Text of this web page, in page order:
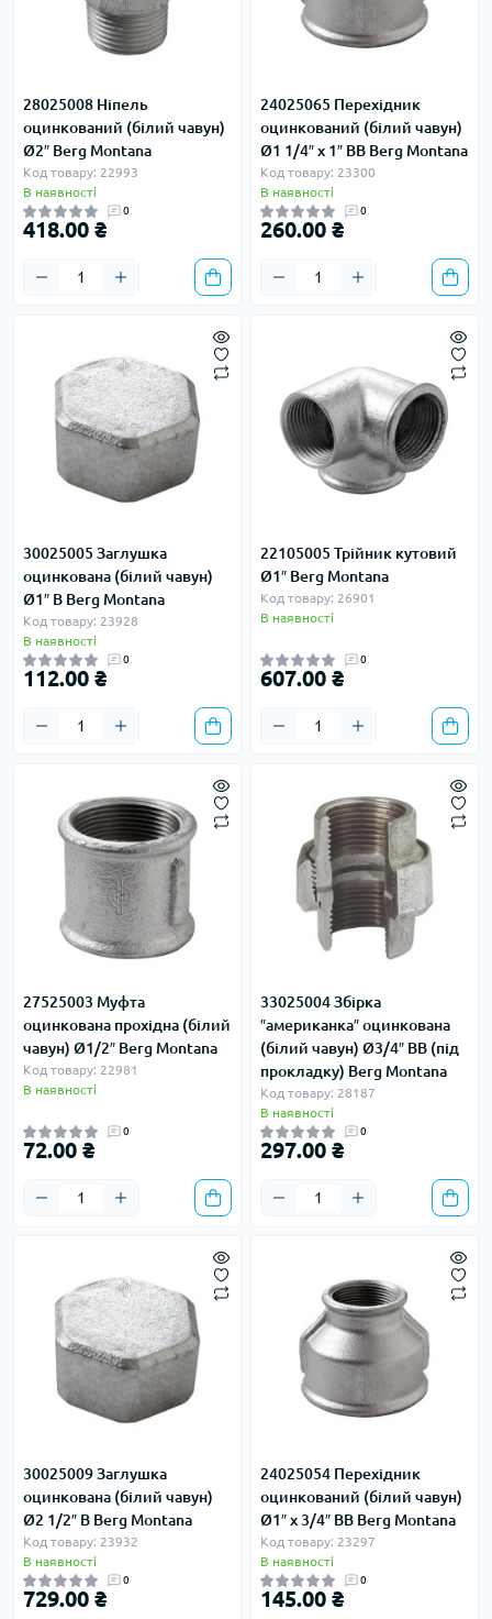
28025008 Ніпель
оцинкований (білий чавун)
Ø2″ Berg Montana
Код товару: 22993
В наявності
0
418.00 ₴
24025065 Перехідник
оцинкований (білий чавун)
Ø1 1/4″ х 1″ ВВ Berg Montana
Код товару: 23300
В наявності
0
260.00 ₴
30025005 Заглушка
оцинкована (білий чавун)
Ø1″ В Berg Montana
Код товару: 23928
В наявності
0
112.00 ₴
22105005 Трійник кутовий
Ø1″ Berg Montana
Код товару: 26901
В наявності
0
607.00 ₴
27525003 Муфта
оцинкована прохідна (білий
чавун) Ø1/2″ Berg Montana
Код товару: 22981
В наявності
0
72.00 ₴
33025004 Збірка
″американка″ оцинкована
(білий чавун) Ø3/4″ ВВ (під
прокладку) Berg Montana
Код товару: 28187
В наявності
0
297.00 ₴
30025009 Заглушка
оцинкована (білий чавун)
Ø2 1/2″ В Berg Montana
Код товару: 23932
В наявності
0
729.00 ₴
24025054 Перехідник
оцинкований (білий чавун)
Ø1″ х 3/4″ ВВ Berg Montana
Код товару: 23297
В наявності
0
145.00 ₴